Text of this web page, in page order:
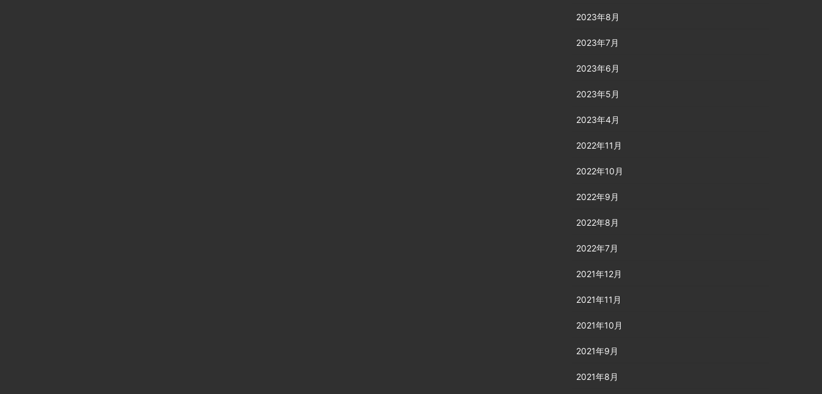
2023年8月
2023年7月
2023年6月
2023年5月
2023年4月
2022年11月
2022年10月
2022年9月
2022年8月
2022年7月
2021年12月
2021年11月
2021年10月
2021年9月
2021年8月